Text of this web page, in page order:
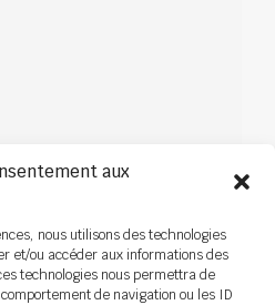
aux
nous utilisons des technologies
et/ou accéder aux informations des
technologies nous permettra de
de navigation ou les ID